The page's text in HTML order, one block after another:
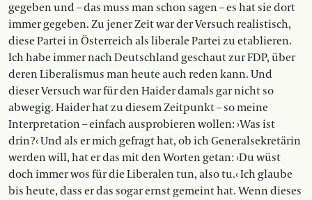
gegeben und – das muss man schon sagen – es hat sie dort
immer gegeben. Zu jener Zeit war der Versuch realistisch,
diese Partei in Österreich als liberale Partei zu etablieren.
Ich habe immer nach Deutschland geschaut zur FDP, über
deren Liberalismus man heute auch reden kann. Und
dieser Versuch war für den Haider damals gar nicht so
abwegig. Haider hat zu diesem Zeitpunkt – so meine
Interpretation – einfach ausprobieren wollen: ›Was ist
drin?‹ Und als er mich gefragt hat, ob ich Generalsekretärin
werden will, hat er das mit den Worten getan: ›Du wüst
doch immer wos für die Liberalen tun, also tu.‹ Ich glaube
bis heute, dass er das sogar ernst gemeint hat. Wenn dieses